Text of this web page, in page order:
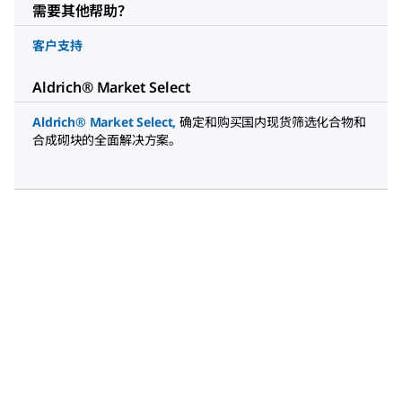
需要其他帮助？
客户支持
Aldrich® Market Select
Aldrich® Market Select, 确定和购买国内现货筛选化合物和
合成砌块的全面解决方案。